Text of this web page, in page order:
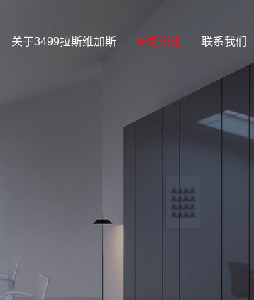
关于3499拉斯维加斯 新闻资讯 联系我们